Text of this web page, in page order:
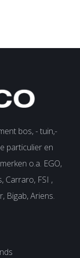
bos, - tuin,-
particulier en
o.a. EGO,
Carraro, FSI ,
Bigab, Ariens.